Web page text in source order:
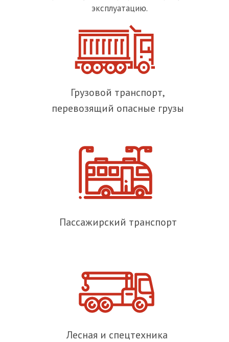
Пассажирский транспорт
Лесная и спецтехника
Грузовой транспорт,
перевозящий опасные грузы
эксплуатацию.